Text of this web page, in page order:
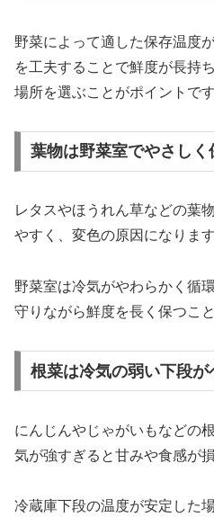
野菜によって適した保存温度
を工夫することで鮮度が長持
場所を選ぶことがポイントです
葉物は野菜室でやさしく
レタスやほうれん草などの葉
やすく、変色の原因になります
野菜室は冷気がやわらかく循
守りながら鮮度を長く保つこ
根菜は冷気の弱い下段が
にんじんやじゃがいもなどの
気が強すぎると甘みや食感が
冷蔵庫下段の温度が安定した